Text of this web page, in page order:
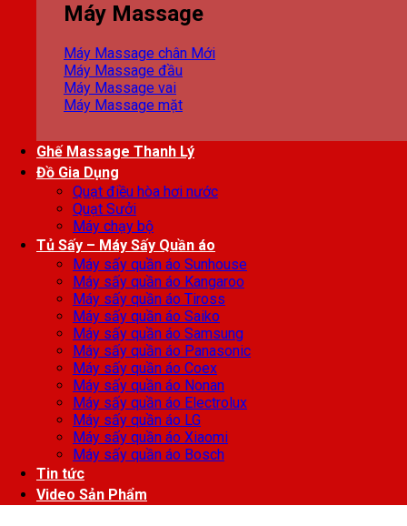
Máy Massage
Máy Massage chân
Máy Massage đầu
Máy Massage vai
Máy Massage mặt
Ghế Massage Thanh Lý
Đồ Gia Dụng
Quạt điều hòa hơi nước
Quạt Sưởi
Máy chạy bộ
Tủ Sấy – Máy Sấy Quần áo
Máy sấy quần áo Sunhouse
Máy sấy quần áo Kangaroo
Máy sấy quần áo Tiross
Máy sấy quần áo Saiko
Máy sấy quần áo Samsung
Máy sấy quần áo Panasonic
Máy sấy quần áo Coex
Máy sấy quần áo Nonan
Máy sấy quần áo Electrolux
Máy sấy quần áo LG
Máy sấy quần áo Xiaomi
Máy sấy quần áo Bosch
Tin tức
Video Sản Phẩm